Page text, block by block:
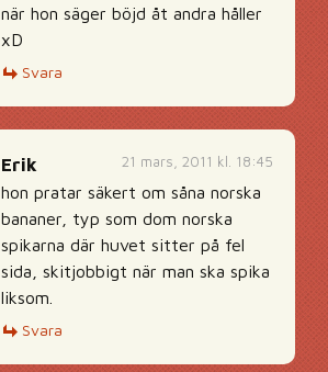
när hon säger böjd åt andra håller
xD
Svara
21 mars, 2011 kl. 18:45
Erik
hon pratar säkert om såna norska
bananer, typ som dom norska
spikarna där huvet sitter på fel
sida, skitjobbigt när man ska spika
liksom.
Svara